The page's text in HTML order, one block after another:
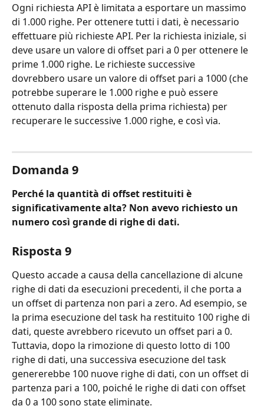
Ogni richiesta API è limitata a esportare un massimo
di 1.000 righe. Per ottenere tutti i dati, è necessario
effettuare più richieste API. Per la richiesta iniziale, si
deve usare un valore di offset pari a 0 per ottenere le
prime 1.000 righe. Le richieste successive
dovrebbero usare un valore di offset pari a 1000 (che
potrebbe superare le 1.000 righe e può essere
ottenuto dalla risposta della prima richiesta) per
recuperare le successive 1.000 righe, e così via.
Domanda 9
Perché la quantità di offset restituiti è
significativamente alta? Non avevo richiesto un
numero così grande di righe di dati.
Risposta 9
Questo accade a causa della cancellazione di alcune
righe di dati da esecuzioni precedenti, il che porta a
un offset di partenza non pari a zero. Ad esempio, se
la prima esecuzione del task ha restituito 100 righe di
dati, queste avrebbero ricevuto un offset pari a 0.
Tuttavia, dopo la rimozione di questo lotto di 100
righe di dati, una successiva esecuzione del task
genererebbe 100 nuove righe di dati, con un offset di
partenza pari a 100, poiché le righe di dati con offset
da 0 a 100 sono state eliminate.